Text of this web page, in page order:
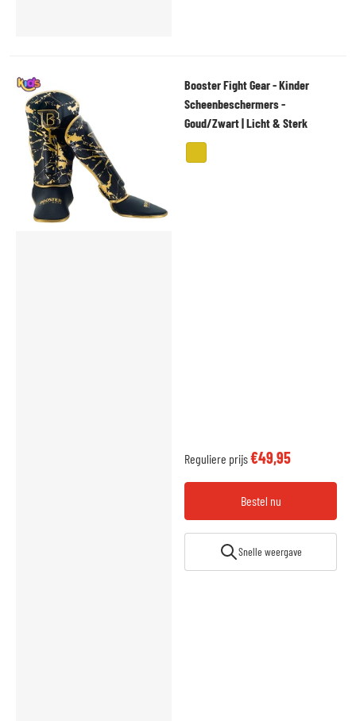
Booster Fight Gear - Kinder
Scheenbeschermers -
Goud/Zwart | Licht & Sterk
Reguliere prijs€49,95
Bestel nu
Snelle weergave